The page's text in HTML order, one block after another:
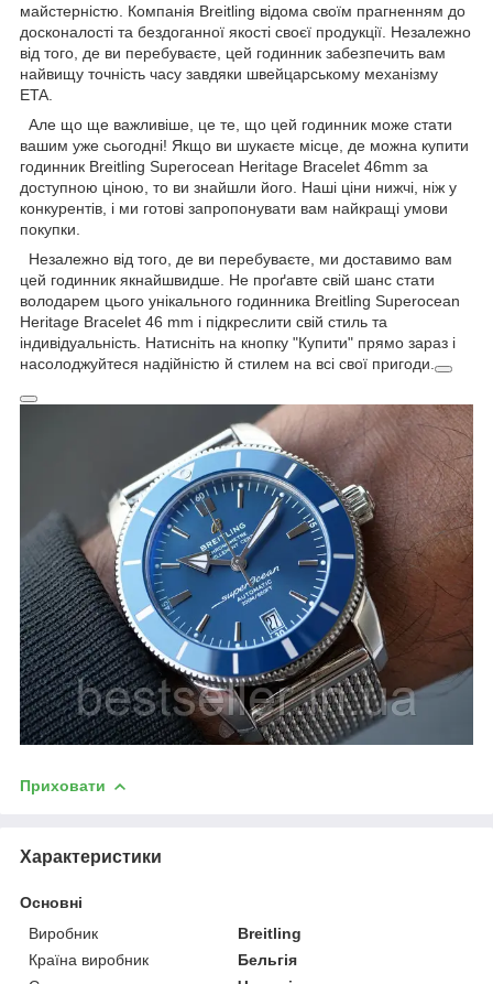
майстерністю. Компанія Breitling відома своїм прагненням до
досконалості та бездоганної якості своєї продукції. Незалежно
від того, де ви перебуваєте, цей годинник забезпечить вам
найвищу точність часу завдяки швейцарському механізму
ETA.
Але що ще важливіше, це те, що цей годинник може стати
вашим уже сьогодні! Якщо ви шукаєте місце, де можна купити
годинник Breitling Superocean Heritage Bracelet 46mm за
доступною ціною, то ви знайшли його. Наші ціни нижчі, ніж у
конкурентів, і ми готові запропонувати вам найкращі умови
покупки.
Незалежно від того, де ви перебуваєте, ми доставимо вам
цей годинник якнайшвидше. Не проґавте свій шанс стати
володарем цього унікального годинника Breitling Superocean
Heritage Bracelet 46 mm і підкреслити свій стиль та
індивідуальність. Натисніть на кнопку "Купити" прямо зараз і
насолоджуйтеся надійністю й стилем на всі свої пригоди.
Приховати
Характеристики
Основні
Виробник
Breitling
Країна виробник
Бельгія